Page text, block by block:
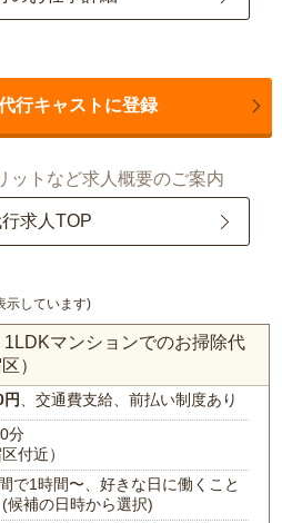
行キャストに登録
ットなど求人概要のご案内
求人TOP
示しています)
マンションでのお掃除代
）
、交通費支給、前払い制度あり
分
付近）
で1時間〜、好きな日に働くこと
候補の日時から選択)